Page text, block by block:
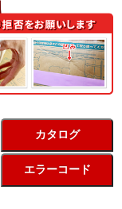
カタログ
エラーコード